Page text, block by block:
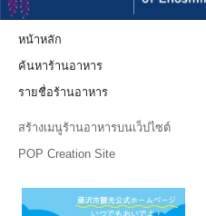
หน้าหลัก
ค้นหาร้านอาหาร
รายชื่อร้านอาหาร
สร้างเมนูร้านอาหารบนเว็ปไซต์
POP Creation Site